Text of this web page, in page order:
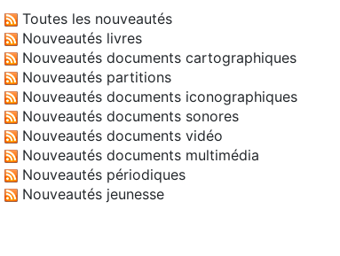
Toutes les nouveautés
Nouveautés livres
Nouveautés documents cartographiques
Nouveautés partitions
Nouveautés documents iconographiques
Nouveautés documents sonores
Nouveautés documents vidéo
Nouveautés documents multimédia
Nouveautés périodiques
Nouveautés jeunesse